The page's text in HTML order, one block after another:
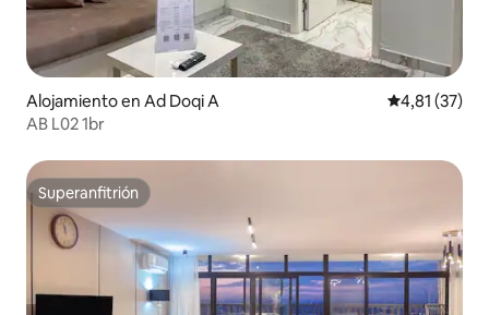
Alojamiento en Ad Doqi A Calificación
4,81 (37)
AB L02 1br
Superanfitrión
Superanfitrión